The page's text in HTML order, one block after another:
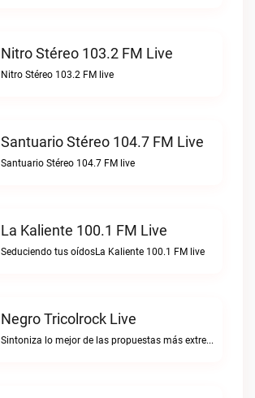
Nitro Stéreo 103.2 FM Live
Nitro Stéreo 103.2 FM live
Santuario Stéreo 104.7 FM Live
Santuario Stéreo 104.7 FM live
La Kaliente 100.1 FM Live
Seduciendo tus oídosLa Kaliente 100.1 FM live
Negro Tricolrock Live
Sintoniza lo mejor de las propuestas más extremas y virtuosas del metal colombianoNegro Tricolrock live